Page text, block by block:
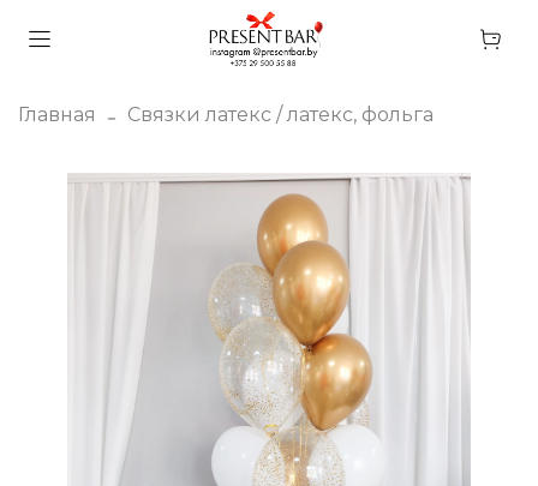
Главная Связки латекс / латекс, фольга